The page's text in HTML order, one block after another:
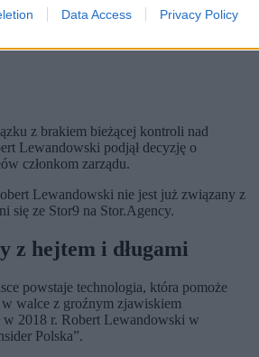
Data Access Privacy Policy
z brakiem bieżącej kontroli nad
Lewandowski podjął decyzję o
członkom zarządu.
Lewandowski nie jest już związany z
się ze Stor9 na Stor.Agency.
z hejtem i długami
powstaje technologia, która pomoże
w walce z groźnym zjawiskiem
w 2018 r. Robert Lewandowski w
Polska”.